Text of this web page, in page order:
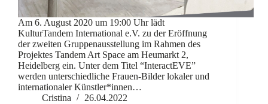
Am 6. August 2020 um 19:00 Uhr lädt
KulturTandem International e.V. zu der Eröffnung
der zweiten Gruppenausstellung im Rahmen des
Projektes Tandem Art Space am Heumarkt 2,
Heidelberg ein. Unter dem Titel “InteractEVE”
werden unterschiedliche Frauen-Bilder lokaler und
internationaler Künstler*innen…
Cristina
26.04.2022